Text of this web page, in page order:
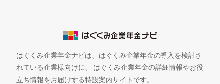
はぐくみ企業年金ナビは、はぐくみ企業年金の導入を検討さ
れている企業様向けに、 はぐくみ企業年金の詳細情報やお役
立ち情報をお届けする特設案内サイトです。